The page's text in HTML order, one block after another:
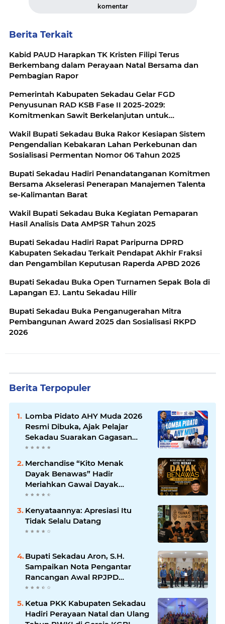
komentar
Berita Terkait
Kabid PAUD Harapkan TK Kristen Filipi Terus
Berkembang dalam Perayaan Natal Bersama dan
Pembagian Rapor
Pemerintah Kabupaten Sekadau Gelar FGD
Penyusunan RAD KSB Fase II 2025-2029:
Komitmenkan Sawit Berkelanjutan untuk
Wakil Bupati Sekadau Buka Rakor Kesiapan Sistem
Pengendalian Kebakaran Lahan Perkebunan dan
Sosialisasi Permentan Nomor 06 Tahun 2025
Bupati Sekadau Hadiri Penandatanganan Komitmen
Bersama Akselerasi Penerapan Manajemen Talenta
se-Kalimantan Barat
Wakil Bupati Sekadau Buka Kegiatan Pemaparan
Hasil Analisis Data AMPSR Tahun 2025
Bupati Sekadau Hadiri Rapat Paripurna DPRD
Kabupaten Sekadau Terkait Pendapat Akhir Fraksi
dan Pengambilan Keputusan Raperda APBD 2026
Bupati Sekadau Buka Open Turnamen Sepak Bola di
Lapangan EJ. Lantu Sekadau Hilir
Bupati Sekadau Buka Penganugerahan Mitra
Pembangunan Award 2025 dan Sosialisasi RKPD
2026
Berita Terpopuler
Lomba Pidato AHY Muda 2026
Resmi Dibuka, Ajak Pelajar
Sekadau Suarakan Gagasan
untuk Masa Depan Bangsa
Merchandise “Kito Menak
Dayak Benawas” Hadir
Meriahkan Gawai Dayak
Kabupaten Sekadau 2026
Kenyataannya: Apresiasi Itu
Tidak Selalu Datang
Bupati Sekadau Aron, S.H.
Sampaikan Nota Pengantar
Rancangan Awal RPJPD
Kabupaten Sekadau 2025-2045
Ketua PKK Kabupaten Sekadau
Hadiri Perayaan Natal dan Ulang